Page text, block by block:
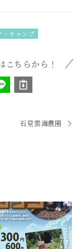
・キャンプ
こちらから！
石見雲海農園